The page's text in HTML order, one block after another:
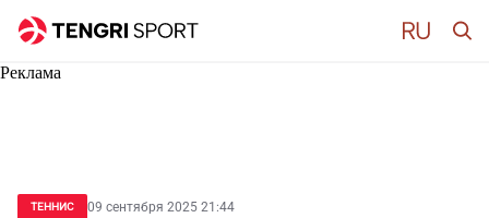
Реклама
ТЕННИС 09 сентября 2025 21:44